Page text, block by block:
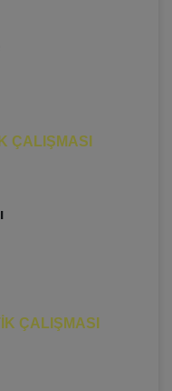
ÇALIŞMASI
ÇALIŞMASI